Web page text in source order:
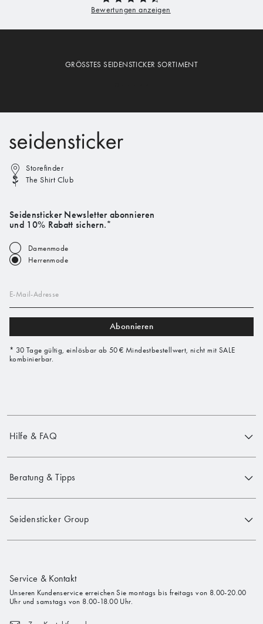
GRÖSSTES SEIDENSTICKER SORTIMENT
Storefinder
The Shirt Club
Seidensticker Newsletter abonnieren
und 10% Rabatt sichern.*
Damenmode
Herrenmode
E-Mail-Adresse
Abonnieren
* 30 Tage gültig, einlösbar ab 50 € Mindestbestellwert, nicht mit SALE
kombinierbar.
Hilfe & FAQ
Beratung & Tipps
Seidensticker Group
Service & Kontakt
Unseren Kundenservice erreichen Sie montags bis freitags von 8.00-20.00
Uhr und samstags von 8.00-18.00 Uhr.